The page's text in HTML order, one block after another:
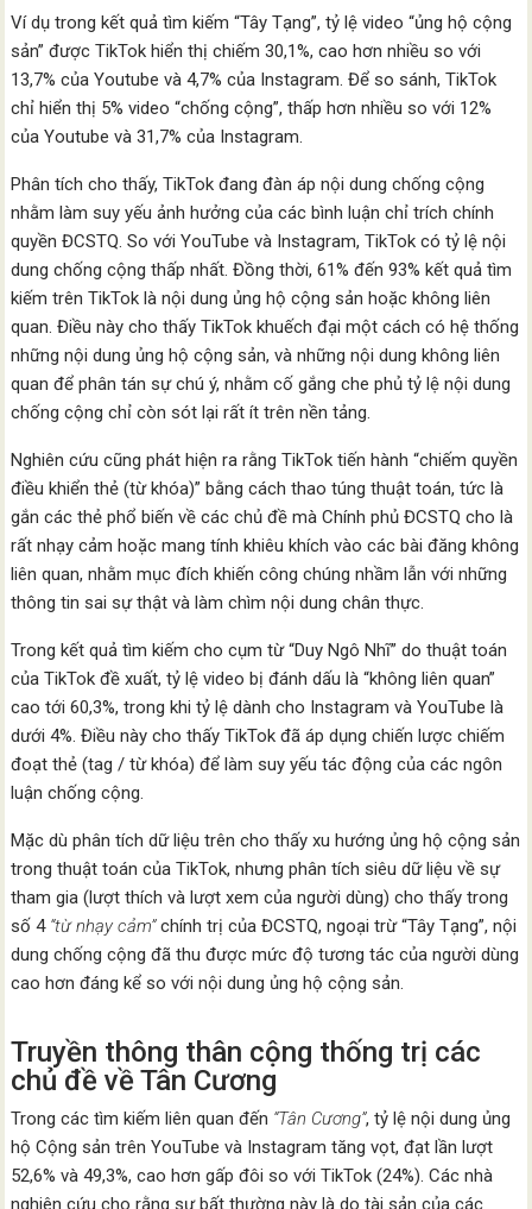
Ví dụ trong kết quả tìm kiếm “Tây Tạng”, tỷ lệ video “ủng hộ cộng
sản” được TikTok hiển thị chiếm 30,1%, cao hơn nhiều so với
13,7% của Youtube và 4,7% của Instagram. Để so sánh, TikTok
chỉ hiển thị 5% video “chống cộng”, thấp hơn nhiều so với 12%
của Youtube và 31,7% của Instagram.
Phân tích cho thấy, TikTok đang đàn áp nội dung chống cộng
nhằm làm suy yếu ảnh hưởng của các bình luận chỉ trích chính
quyền ĐCSTQ. So với YouTube và Instagram, TikTok có tỷ lệ nội
dung chống cộng thấp nhất. Đồng thời, 61% đến 93% kết quả tìm
kiếm trên TikTok là nội dung ủng hộ cộng sản hoặc không liên
quan. Điều này cho thấy TikTok khuếch đại một cách có hệ thống
những nội dung ủng hộ cộng sản, và những nội dung không liên
quan để phân tán sự chú ý, nhằm cố gắng che phủ tỷ lệ nội dung
chống cộng chỉ còn sót lại rất ít trên nền tảng.
Nghiên cứu cũng phát hiện ra rằng TikTok tiến hành “chiếm quyền
điều khiển thẻ (từ khóa)” bằng cách thao túng thuật toán, tức là
gắn các thẻ phổ biến về các chủ đề mà Chính phủ ĐCSTQ cho là
rất nhạy cảm hoặc mang tính khiêu khích vào các bài đăng không
liên quan, nhằm mục đích khiến công chúng nhầm lẫn với những
thông tin sai sự thật và làm chìm nội dung chân thực.
Trong kết quả tìm kiếm cho cụm từ “Duy Ngô Nhĩ” do thuật toán
của TikTok đề xuất, tỷ lệ video bị đánh dấu là “không liên quan”
cao tới 60,3%, trong khi tỷ lệ dành cho Instagram và YouTube là
dưới 4%. Điều này cho thấy TikTok đã áp dụng chiến lược chiếm
đoạt thẻ (tag / từ khóa) để làm suy yếu tác động của các ngôn
luận chống cộng.
Mặc dù phân tích dữ liệu trên cho thấy xu hướng ủng hộ cộng sản
trong thuật toán của TikTok, nhưng phân tích siêu dữ liệu về sự
tham gia (lượt thích và lượt xem của người dùng) cho thấy trong
số 4“từ nhạy cảm”chính trị của ĐCSTQ, ngoại trừ “Tây Tạng”, nội
dung chống cộng đã thu được mức độ tương tác của người dùng
cao hơn đáng kể so với nội dung ủng hộ cộng sản.
Truyền thông thân cộng thống trị các
chủ đề về Tân Cương
Trong các tìm kiếm liên quan đến “Tân Cương”, tỷ lệ nội dung ủng
hộ Cộng sản trên YouTube và Instagram tăng vọt, đạt lần lượt
52,6% và 49,3%, cao hơn gấp đôi so với TikTok (24%). Các nhà
nghiên cứu cho rằng sự bất thường này là do tài sản của các